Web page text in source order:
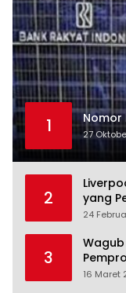
1 Nomor
27
2
yang
24
3
16 Maret